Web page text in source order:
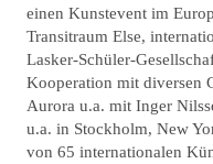
einen Kunstevent im
Transitraum Else,
Lasker-Schüler-
Kooperation mit diversen
Aurora u.a. mit Inger
u.a. in Stockholm, New
von 65 internationalen